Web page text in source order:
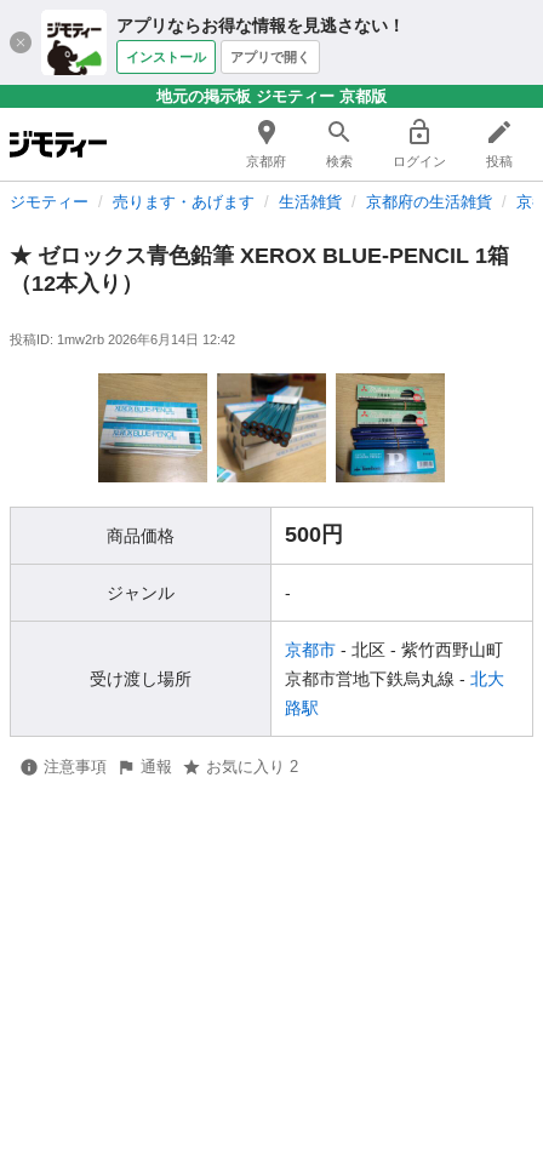
アプリならお得な情報を見逃さない！
インストール アプリで開く
地元の掲示板 ジモティー 京都版
京都府 検索 ログイン 投稿
ジモティー 売ります・あげます 生活雑貨 京都府の生活雑貨 京
★ ゼロックス青色鉛筆 XEROX BLUE-PENCIL 1箱
（12本入り）
投稿ID: 1mw2rb 2026年6月14日 12:42
商品価格 500円
ジャンル -
受け渡し場所
京都市 - 北区 - 紫竹西野山町
京都市営地下鉄烏丸線 - 北大
路駅
注意事項 通報 お気に入り 2